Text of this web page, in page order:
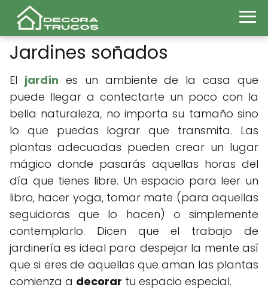
Jardines soñados
El jardín es un ambiente de la casa que
puede llegar a contectarte un poco con la
bella naturaleza, no importa su tamaño sino
lo que puedas lograr que transmita. Las
plantas adecuadas pueden crear un lugar
mágico donde pasarás aquellas horas del
día que tienes libre. Un espacio para leer un
libro, hacer yoga, tomar mate (para aquellas
seguidoras que lo hacen) o simplemente
contemplarlo. Dicen que el trabajo de
jardinería es ideal para despejar la mente así
que si eres de aquellas que aman las plantas
comienza a decorar tu espacio especial.